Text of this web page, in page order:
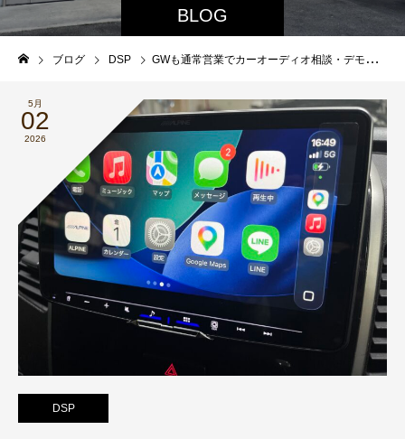
BLOG
ブログ DSP GWも通常営業でカーオーディオ相談・デモカー試聴ができます
5月
02
2026
DSP